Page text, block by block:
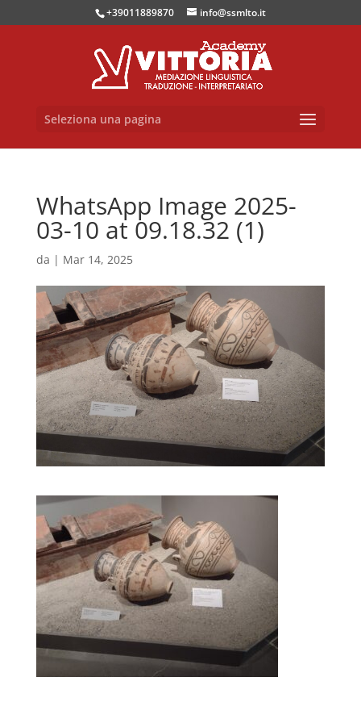
+39011889870 info@ssmlto.it
Seleziona una pagina
WhatsApp Image 2025-
03-10 at 09.18.32 (1)
da | Mar 14, 2025